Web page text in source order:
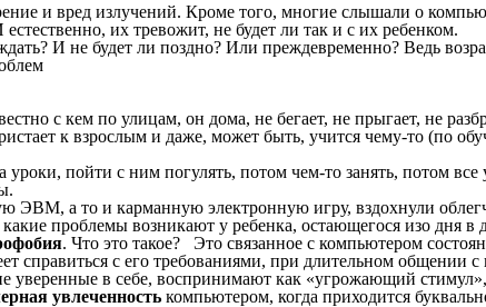
и вред излучений. Кроме того, многие слышали о
их тревожит, не будет ли так и с их ребенком.
И не будет ли поздно? Или преждевременно? Ведь
с кем по улицам, он дома, не бегает, не прыгает, не
к взрослым и даже, может быть, учится чему-то (по
пойти с ним погулять, потом чем-то занять, потом
ЭВМ, а то и карманную электронную игру, вздохнули
проблемы возникают у ребенка, остающегося изо дня в
. Что это такое? Это связанное с компьютером
справиться с его требованиями, при длительном
уверенные в себе, воспринимают как «угрожающий
увлеченность компьютером, когда приходится